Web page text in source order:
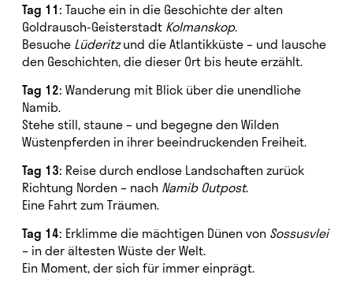
Tag 11: Tauche ein in die Geschichte der alten
Goldrausch-Geisterstadt Kolmanskop.
Besuche Lüderitzund die Atlantikküste – und lausche
den Geschichten, die dieser Ort bis heute erzählt.
Tag 12: Wanderung mit Blick über die unendliche
Namib.
Stehe still, staune – und begegne den Wilden
Wüstenpferden in ihrer beeindruckenden Freiheit.
Tag 13: Reise durch endlose Landschaften zurück
Richtung Norden – nach Namib Outpost.
Eine Fahrt zum Träumen.
Tag 14: Erklimme die mächtigen Dünen von Sossusvlei
– in der ältesten Wüste der Welt.
Ein Moment, der sich für immer einprägt.